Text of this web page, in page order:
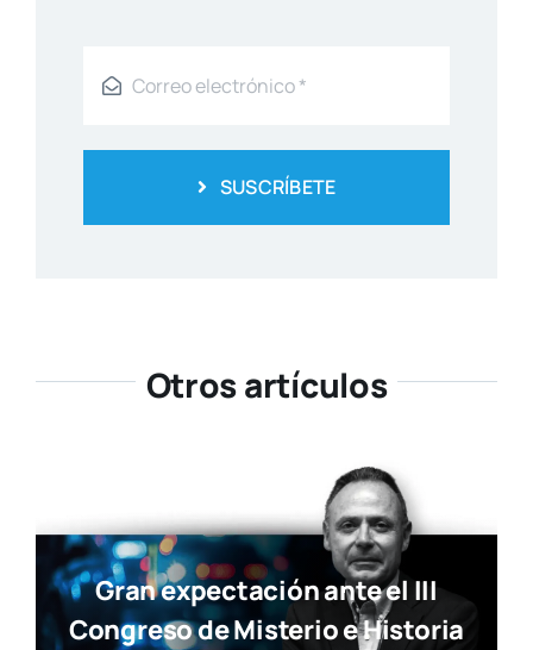
SUSCRÍBETE
Otros artículos
Gran expectación ante el III
Congreso de Misterio e Historia